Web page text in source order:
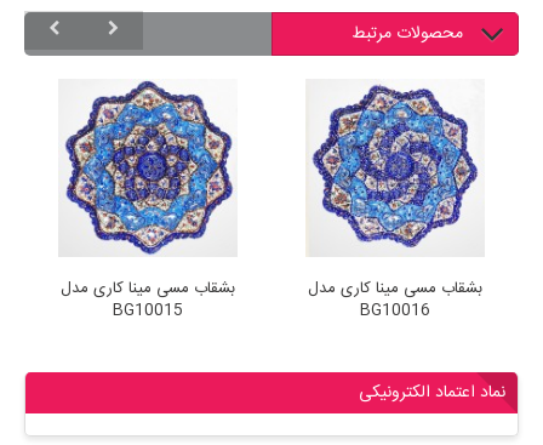
محصولات مرتبط
بشقاب مسی مینا کاری مدل
BG10015
بشقاب مسی مینا کاری مدل
BG10016
نماد اعتماد الکترونیکی